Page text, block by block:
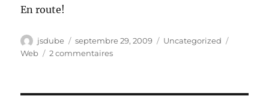
En route!
Auteur
jsdube
Publié
le
septembre 29, 2009 Catégories
Uncategorized
Web
2 commentairessur